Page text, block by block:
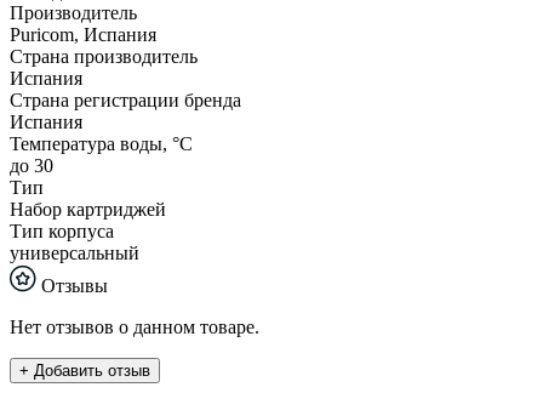
Производитель
Puricom, Испания
Страна производитель
Испания
Страна регистрации бренда
Испания
Температура воды, °С
до 30
Тип
Набор картриджей
Тип корпуса
универсальный
Отзывы
Нет отзывов о данном товаре.
+ Добавить отзыв